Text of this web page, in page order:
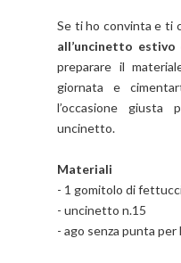
Se ti ho convinta e ti
all’uncinetto
preparare il
giornata e
l’occasione
uncinetto.
Materiali
- 1 gomitolo di
- uncinetto n.15
- ago senza punta per